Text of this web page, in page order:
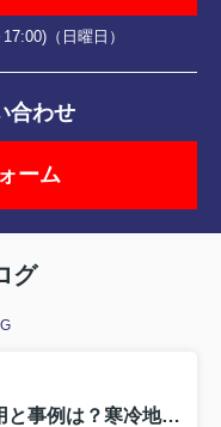
（日曜日）
合わせ
ーム
グ
北見市のキッチンリフォーム費用と事例は？寒冷地で失敗しない進め方を解説